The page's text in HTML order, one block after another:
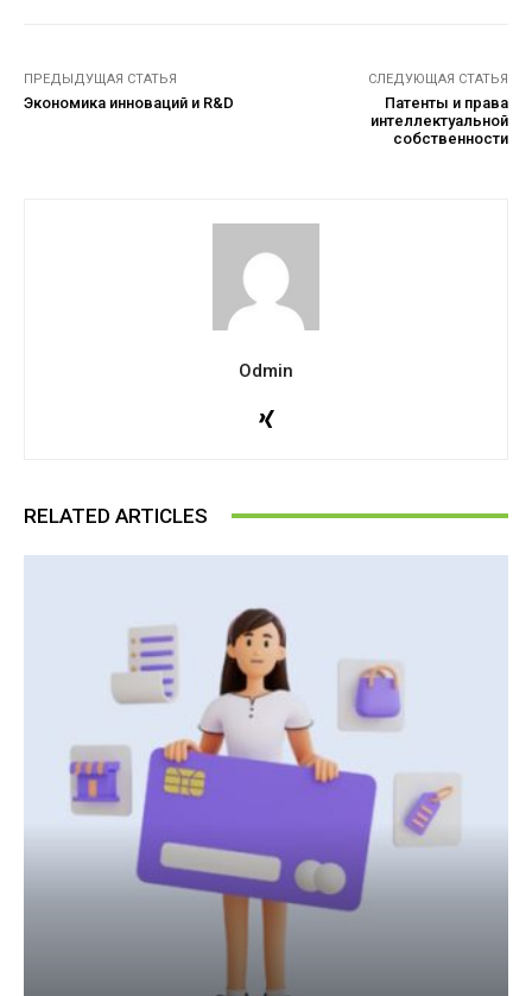
ПРЕДЫДУЩАЯ СТАТЬЯ
Экономика инноваций и R&D
СЛЕДУЮЩАЯ СТАТЬЯ
Патенты и права
интеллектуальной
собственности
Odmin
RELATED ARTICLES